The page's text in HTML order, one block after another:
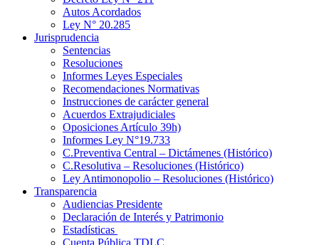
Autos Acordados
Ley N° 20.285
Jurisprudencia
Sentencias
Resoluciones
Informes Leyes Especiales
Recomendaciones Normativas
Instrucciones de carácter general
Acuerdos Extrajudiciales
Oposiciones Artículo 39h)
Informes Ley N°19.733
C.Preventiva Central – Dictámenes (Histórico)
C.Resolutiva – Resoluciones (Histórico)
Ley Antimonopolio – Resoluciones (Histórico)
Transparencia
Audiencias Presidente
Declaración de Interés y Patrimonio
Estadísticas
Cuenta Pública TDLC